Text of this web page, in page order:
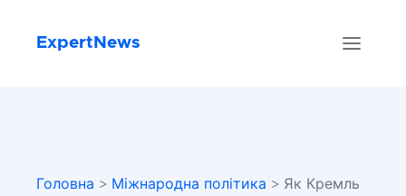
ExpertNews
Головна > Міжнародна політика > Як Кремль